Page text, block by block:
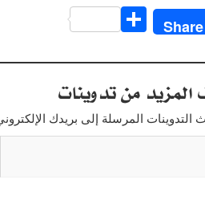
Share
ar
e
من تدوينات
المرسلة إلى بريدك